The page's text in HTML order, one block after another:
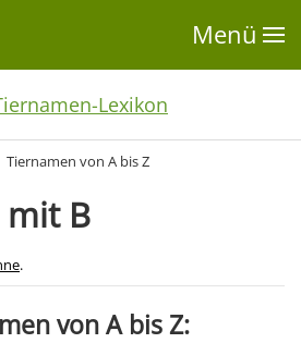
Menü
Lexikon
Tiernamen von A bis Z
B
.
von A bis Z: